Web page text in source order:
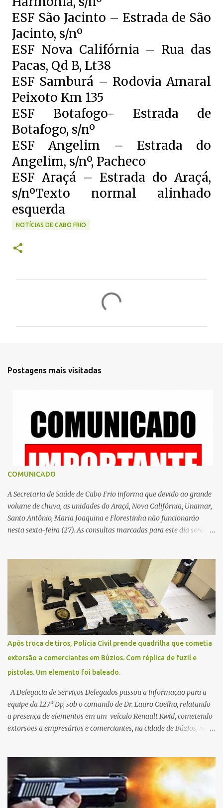
ESF São Jacinto – Estrada de São
Jacinto, s/nº
ESF Nova Califórnia – Rua das
Pacas, Qd B, Lt38
ESF Samburá – Rodovia Amaral
Peixoto Km 135
ESF Botafogo- Estrada de
Botafogo, s/nº
ESF Angelim – Estrada do
Angelim, s/nº, Pacheco
ESF Araçá – Estrada do Araçá,
s/nºTexto normal alinhado
esquerda
NOTÍCIAS DE CABO FRIO
Postagens mais visitadas
COMUNICADO
A Secretaria de Saúde de Cabo Frio informa que devido ao grande
volume de chuva, as unidades do Araçá, Nova Califórnia, Unamar,
Santo Antônio, Maria Joaquina e Florestinha não funcionarão
nesta sexta-feira (27). As consultas marcadas para este dia serão
Contamos com a compreensão de toda população, pois se trata de
uma situação climática que foge ao controle da administração
pública.
Após troca de tiros, Polícia Civil prende quadrilha que cometia
extorsão a comerciantes em Búzios. Com réplica de fuzil e
pistolas. Um elemento foi baleado.
A Delegacia de Serviços Delegados passou a informação para a
equipe da 127ª Dp, sob o comando de Dr. Lauro Coelho, relatando
a presença de elementos em um veículo Renault Kwid, cometendo
extorsões a empresários e comerciantes, na cidade de Búzios, na
fugir da cidade Buziana. Um dos detidos é policial civil e este foi
baleado na perna na troca de tiros . Na ocorrência, três armas,
pistolas e uma réplica de fuzil, foram apreendidas. O homem
baleado foi identificado como Claudio Bastos, conhecido no meio